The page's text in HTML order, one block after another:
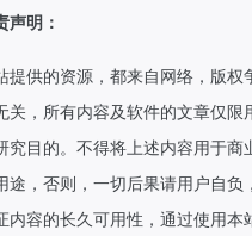
声明：
提供的资源，都来自网络，版权
关，所有内容及软件的文章仅限
究目的。不得将上述内容用于商
途，否则，一切后果请用户自负
内容的长久可用性，通过使用本